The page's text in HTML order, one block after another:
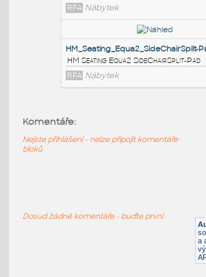
HM Seating Equa2
RFA Nábytek
HM Seating Equa2
HM Seating Equa2
a
Komentáře:
Nejste přihlášeni - nelze připojit komentáře
bloků
Dosud žádné komentáře - buďte první